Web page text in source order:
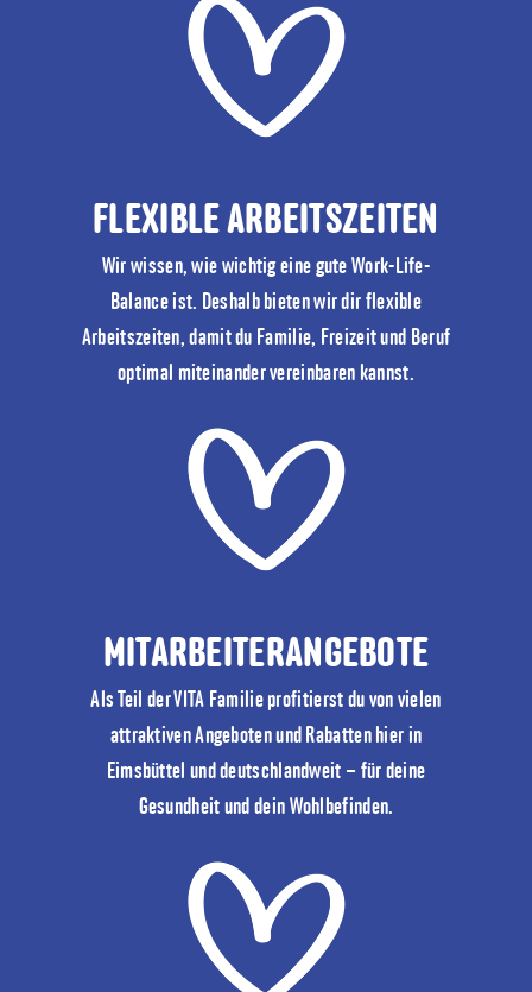
FLEXIBLE ARBEITSZEITEN
Wir wissen, wie wichtig eine gute Work-Life-
Balance ist. Deshalb bieten wir dir flexible
Arbeitszeiten, damit du Familie, Freizeit und Beruf
optimal miteinander vereinbaren kannst.
MITARBEITERANGEBOTE
Als Teil der VITA Familie profitierst du von vielen
attraktiven Angeboten und Rabatten hier in
Eimsbüttel und deutschlandweit – für deine
Gesundheit und dein Wohlbefinden.